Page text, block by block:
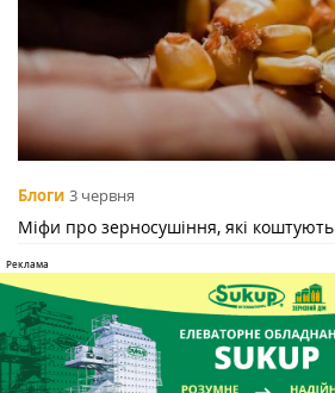
Блоги 3 червня
Міфи про зерносушіння, які